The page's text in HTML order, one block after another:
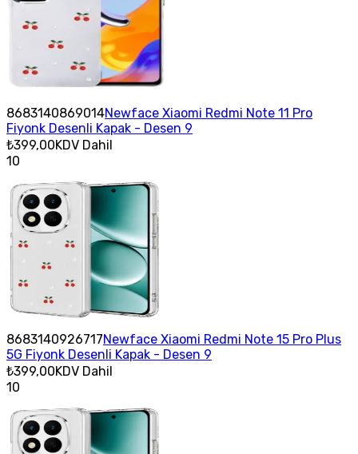
8683140869014Newface Xiaomi Redmi Note 11 Pro
Fiyonk Desenli Kapak - Desen 9
₺399,00KDV Dahil
10
8683140926717Newface Xiaomi Redmi Note 15 Pro Plus
5G Fiyonk Desenli Kapak - Desen 9
₺399,00KDV Dahil
10